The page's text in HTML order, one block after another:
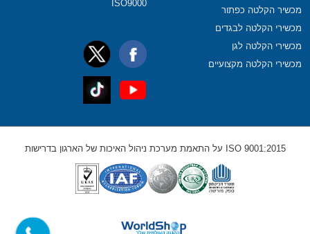
מכשיר הקלטה כפתור
מכשירי הקלטה לבגדים
מכשירי הקלטה לגן
מכשירי הקלטה מקצועיים
ISO9000
ISO 9001:2015 על התאמת מערכת ניהול האיכות של הארגון בדרישות